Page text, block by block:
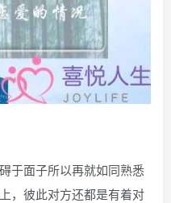
于面子所以再就如同熟悉
，彼此对方还都是有着对